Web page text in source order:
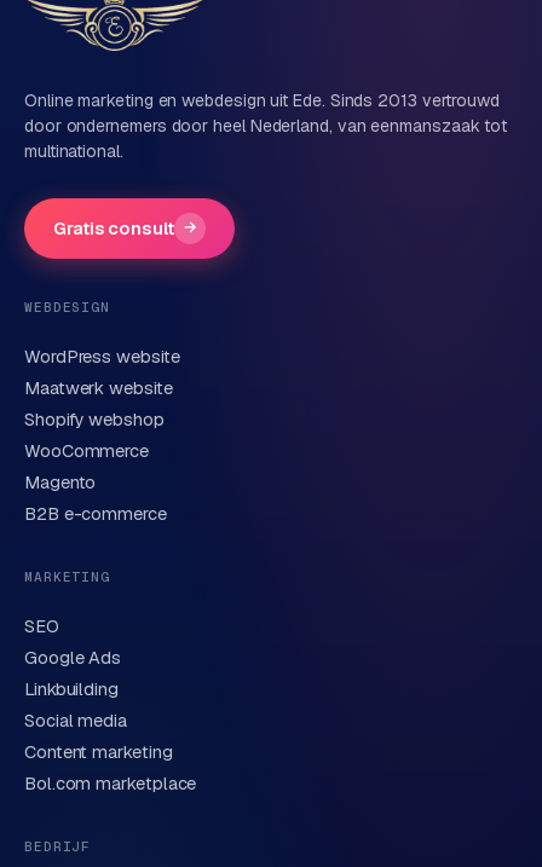
Naam
Bedrijfsnaam
Telefoonnummer(optioneel)
Korte omschrijving van je vraag of project
Verstuur aanvraag
We behandelen je gegevens zorgvuldig conform onze
privacyverklaring. Of bel direct
Online marketing en webdesign uit Ede. Sinds 2013 vertrouwd
door ondernemers door heel Nederland, van eenmanszaak tot
multinational.
Gratis consult →
WEBDESIGN
WordPress website
Maatwerk website
Shopify webshop
WooCommerce
Magento
B2B e-commerce
MARKETING
SEO
Google Ads
Linkbuilding
Social media
Content marketing
Bol.com marketplace
BEDRIJF